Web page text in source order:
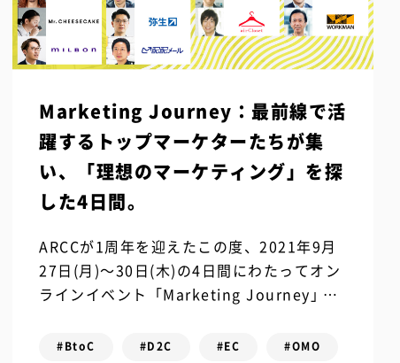
Marketing Journey：最前線で活
躍するトップマーケターたちが集
い、「理想のマーケティング」を探
した4日間。
ARCCが1周年を迎えたこの度、2021年9月
27日(月)～30日(木)の4日間にわたってオン
ラインイベント「Marketing Journey」を
ーケティン...
#BtoC #D2C #EC #OMO